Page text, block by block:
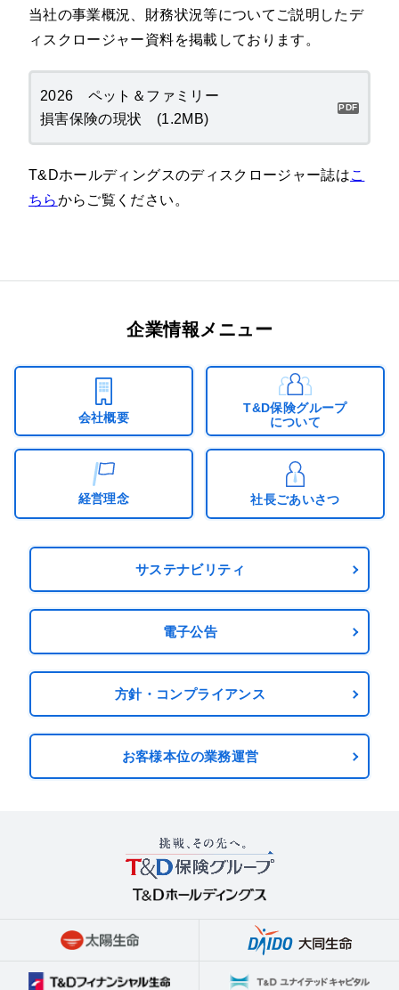
当社の事業概況、財務状況等についてご説明したデ
ィスクロージャー資料を掲載しております。
2026 ペット＆ファミリー
損害保険の現状 (1.2MB)
T&Dホールディングスのディスクロージャー誌はこ
ちらからご覧ください。
企業情報メニュー
会社概要
T&D保険グループ
について
経営理念 社長ごあいさつ
サステナビリティ
電子公告
方針・コンプライアンス
お客様本位の業務運営